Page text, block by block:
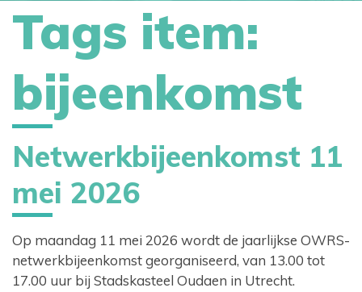
Tags item:
bijeenkomst
Netwerkbijeenkomst 11
mei 2026
Op maandag 11 mei 2026 wordt de jaarlijkse OWRS-
netwerkbijeenkomst georganiseerd, van 13.00 tot
17.00 uur bij Stadskasteel Oudaen in Utrecht.